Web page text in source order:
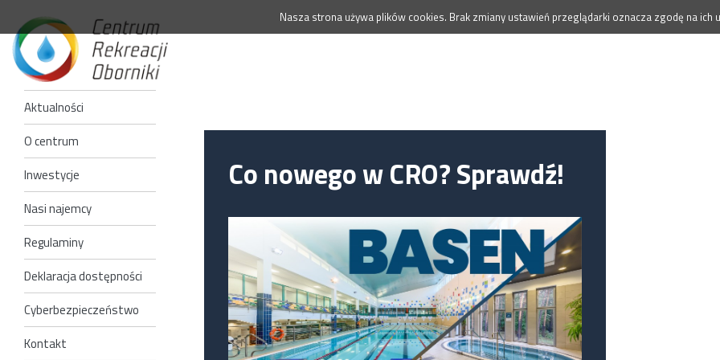
Nasza strona używa plików cookies. Brak zmiany ustawień przeglądarki oznacza zgodę na ich
Aktualności
O centrum
Inwestycje
Nasi najemcy
Regulaminy
Deklaracja dostępności
Cyberbezpieczeństwo
Kontakt
Co nowego w CRO? Sprawdź!